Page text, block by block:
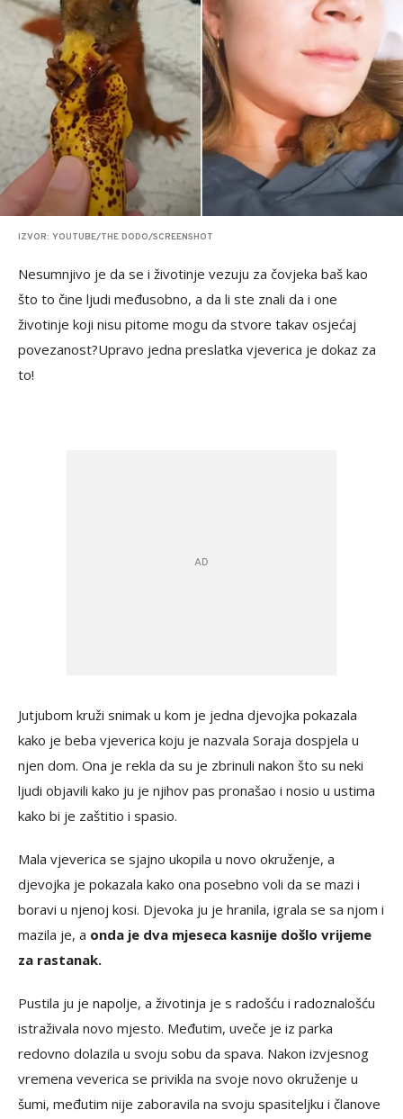
IZVOR: YOUTUBE/THE DODO/SCREENSHOT
Nesumnjivo je da se i životinje vezuju za čovjeka baš kao
što to čine ljudi međusobno, a da li ste znali da i one
životinje koji nisu pitome mogu da stvore takav osjećaj
povezanost?Upravo jedna preslatka vjeverica je dokaz za
to!
Jutjubom kruži snimak u kom je jedna djevojka pokazala
kako je beba vjeverica koju je nazvala Soraja dospjela u
njen dom. Ona je rekla da su je zbrinuli nakon što su neki
ljudi objavili kako ju je njihov pas pronašao i nosio u ustima
kako bi je zaštitio i spasio.
Mala vjeverica se sjajno ukopila u novo okruženje, a
djevojka je pokazala kako ona posebno voli da se mazi i
boravi u njenoj kosi. Djevoka ju je hranila, igrala se sa njom i
mazila je, a onda je dva mjeseca kasnije došlo vrijeme
za rastanak.
Pustila ju je napolje, a životinja je s radošću i radoznalošću
istraživala novo mjesto. Međutim, uveče je iz parka
redovno dolazila u svoju sobu da spava. Nakon izvjesnog
vremena veverica se privikla na svoje novo okruženje u
šumi, međutim nije zaboravila na svoju spasiteljku i članove